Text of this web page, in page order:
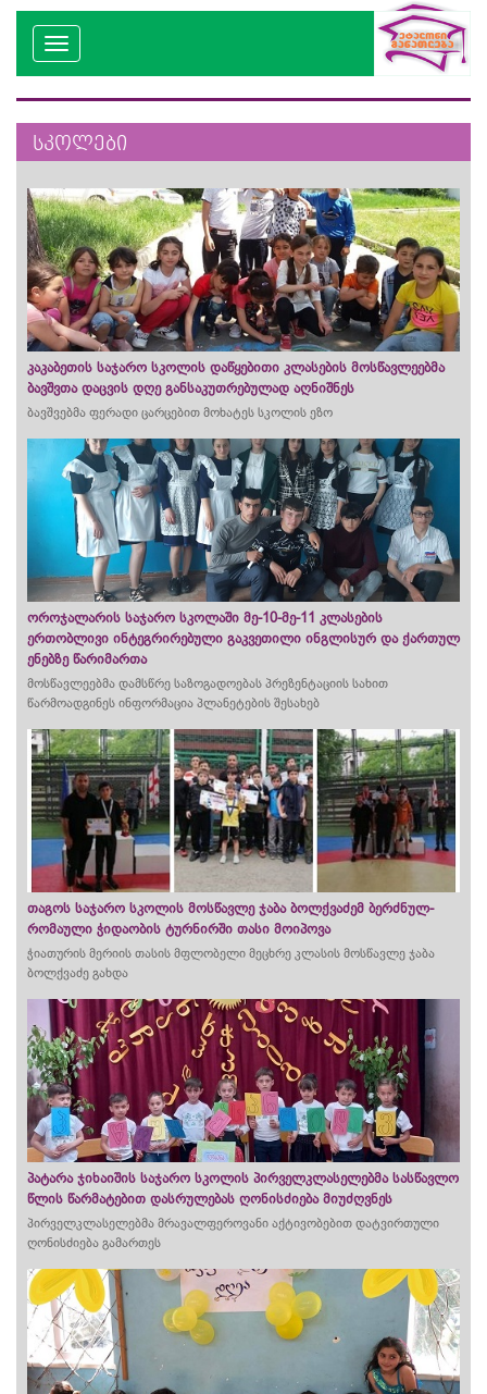
სკოლები
კაკაბეთის საჯარო სკოლის დაწყებითი კლასების მოსწავლეებმა
ბავშვთა დაცვის დღე განსაკუთრებულად აღნიშნეს
ბავშვებმა ფერადი ცარცებით მოხატეს სკოლის ეზო
ოროჯალარის საჯარო სკოლაში მე-10-მე-11 კლასების
ერთობლივი ინტეგრირებული გაკვეთილი ინგლისურ და ქართულ
ენებზე წარიმართა
მოსწავლეებმა დამსწრე საზოგადოებას პრეზენტაციის სახით
წარმოადგინეს ინფორმაცია პლანეტების შესახებ
თაგოს საჯარო სკოლის მოსწავლე ჯაბა ბოლქვაძემ ბერძნულ-
რომაული ჭიდაობის ტურნირში თასი მოიპოვა
ჭიათურის მერიის თასის მფლობელი მეცხრე კლასის მოსწავლე ჯაბა
ბოლქვაძე გახდა
პატარა ჯიხაიშის საჯარო სკოლის პირველკლასელებმა სასწავლო
წლის წარმატებით დასრულებას ღონისძიება მიუძღვნეს
პირველკლასელებმა მრავალფეროვანი აქტივობებით დატვირთული
ღონისძიება გამართეს